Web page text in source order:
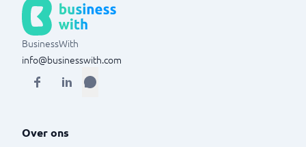
BusinessWith
info@businesswith.com
Over ons